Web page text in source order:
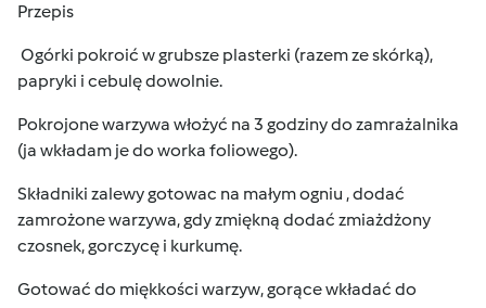
Przepis
Ogórki pokroić w grubsze plasterki (razem ze skórką),
papryki i cebulę dowolnie.
Pokrojone warzywa włożyć na 3 godziny do zamrażalnika
(ja wkładam je do worka foliowego).
Składniki zalewy gotowac na małym ogniu , dodać
zamrożone warzywa, gdy zmiękną dodać zmiażdżony
czosnek, gorczycę i kurkumę.
Gotować do miękkości warzyw, gorące wkładać do